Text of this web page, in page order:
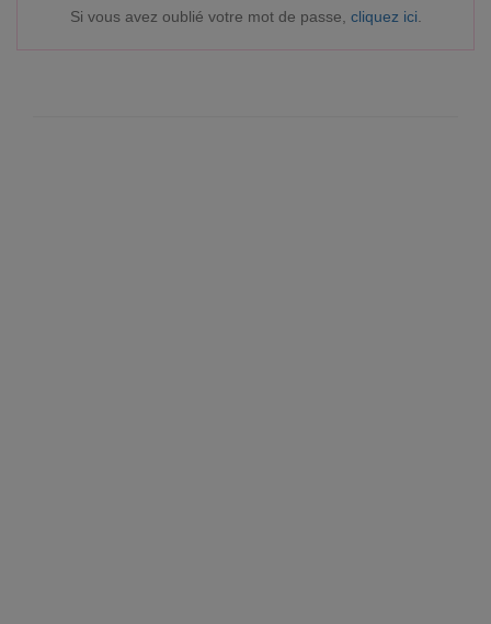
Si vous avez oublié votre mot de passe, cliquez ici